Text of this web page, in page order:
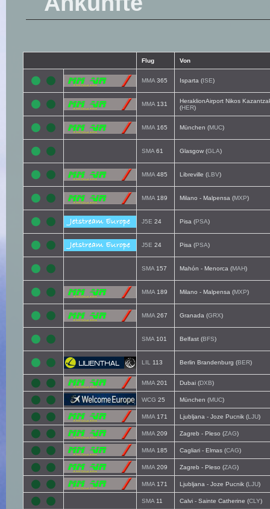
Flug Von
MMA 365 Isparta (ISE)
MMA 131
HeraklionAirport Nikos
(HER)
MMA 165 München (MUC)
SMA 61 Glasgow (GLA)
MMA 485 Libreville (LBV)
MMA 189 Milano - Malpensa (MXP)
J5E 24 Pisa (PSA)
J5E 24 Pisa (PSA)
SMA 157 Mahón - Menorca (MAH)
MMA 189 Milano - Malpensa (MXP)
MMA 267 Granada (GRX)
SMA 101 Belfast (BFS)
LIL 113 Berlin Brandenburg (BER)
MMA 201 Dubai (DXB)
WCG 25 München (MUC)
MMA 171 Ljubljana - Joze Pucnik (LJU)
MMA 209 Zagreb - Pleso (ZAG)
MMA 185 Cagliari - Elmas (CAG)
MMA 209 Zagreb - Pleso (ZAG)
MMA 171 Ljubljana - Joze Pucnik (LJU)
SMA 11 Calvi - Sainte Catherine (CLY)